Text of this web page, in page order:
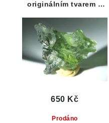
originálním tvarem a
Prodáno
650 Kč